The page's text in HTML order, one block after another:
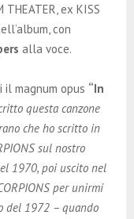
THEATER, ex KISS
con
alla voce.
il magnum opus “In
questa canzone
che ho scritto in
sul nostro
1970, poi uscito nel
per unirmi
del 1972 – quando